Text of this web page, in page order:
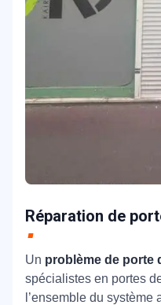
Réparation de
Un problème de porte
spécialistes en portes
l’ensemble du système